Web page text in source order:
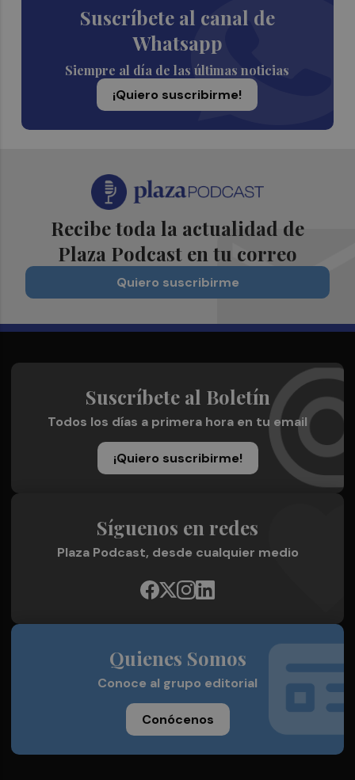
Suscríbete al canal de
Whatsapp
Siempre al día de las últimas noticias
¡Quiero suscribirme!
Recibe toda la actualidad de
Plaza Podcast en tu correo
Quiero suscribirme
Suscríbete al Boletín
Todos los días a primera hora en tu email
¡Quiero suscribirme!
Síguenos en redes
Plaza Podcast, desde cualquier medio
Quienes Somos
Conoce al grupo editorial
Conócenos